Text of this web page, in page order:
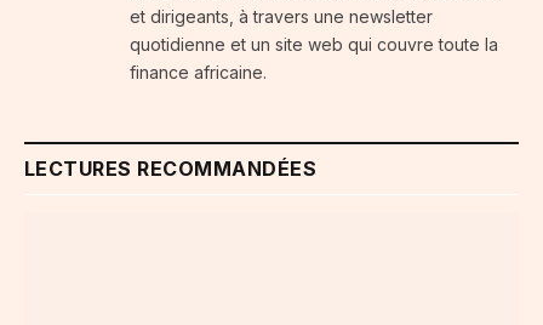
et dirigeants, à travers une newsletter
quotidienne et un site web qui couvre toute la
finance africaine.
LECTURES RECOMMANDÉES